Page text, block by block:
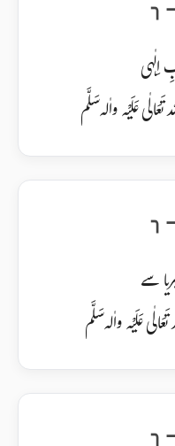
عَلَیْہ واٰلہ سَلَّم
سے
عَلَیْہ واٰلہ سَلَّم